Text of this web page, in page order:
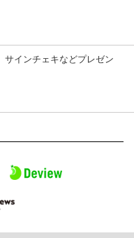
サインチェキなどプレゼン